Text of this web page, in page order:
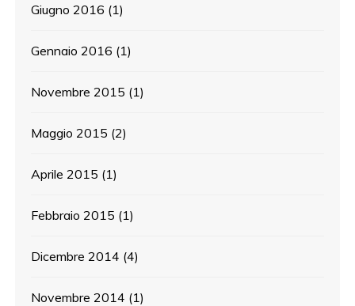
Giugno 2016 (1)
Gennaio 2016 (1)
Novembre 2015 (1)
Maggio 2015 (2)
Aprile 2015 (1)
Febbraio 2015 (1)
Dicembre 2014 (4)
Novembre 2014 (1)